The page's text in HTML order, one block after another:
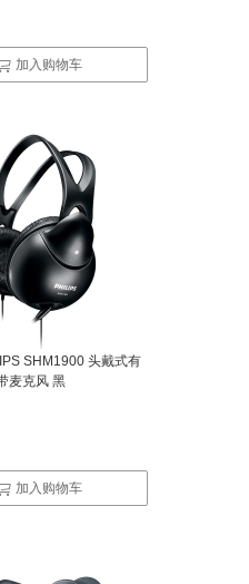
加入购物车
SHM1900 头戴式有
麦克风 黑
加入购物车